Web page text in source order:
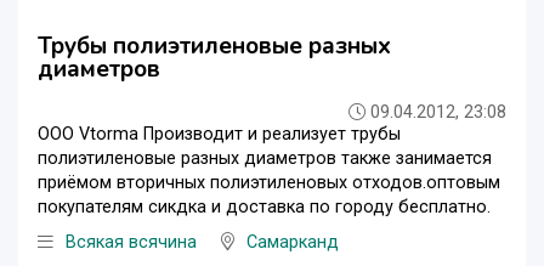
Трубы полиэтиленовые разных
диаметров
09.04.2012, 23:08
ООО Vtorma Производит и реализует трубы
полиэтиленовые разных диаметров также занимается
приёмом вторичных полиэтиленовых отходов.оптовым
покупателям сикдка и доставка по городу бесплатно.
Всякая всячина
Самарканд